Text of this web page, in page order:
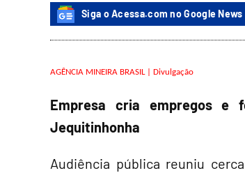
Siga o Acessa.com no Google News
AGÊNCIA MINEIRA BRASIL | Divulgação
Empresa cria empregos e
Jequitinhonha
Audiência pública reuniu